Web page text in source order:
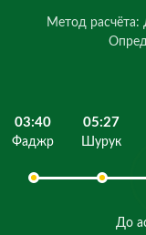
Метод расчёта:
03:40
Фаджр
05:27
Шурук
До